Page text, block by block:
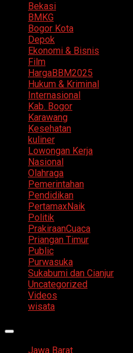
Bekasi
BMKG
Bogor Kota
Depok
Ekonomi & Bisnis
Film
HargaBBM2025
Hukum & Kriminal
Internasional
Kab. Bogor
Karawang
Kesehatan
kuliner
Lowongan Kerja
Nasional
Olahraga
Pemerintahan
Pendidikan
PertamaxNaik
Politik
PrakiraanCuaca
Priangan Timur
Public
Purwasuka
Sukabumi dan Cianjur
Uncategorized
Videos
wisata
Primary
Jawa Barat